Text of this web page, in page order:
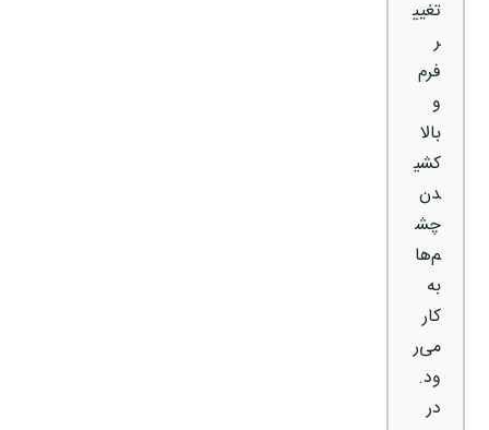
تغیی
ر
فرم
و
بالا
کشی
دن
چش
م‌ها
به
کار
می‌ر
ود.
در